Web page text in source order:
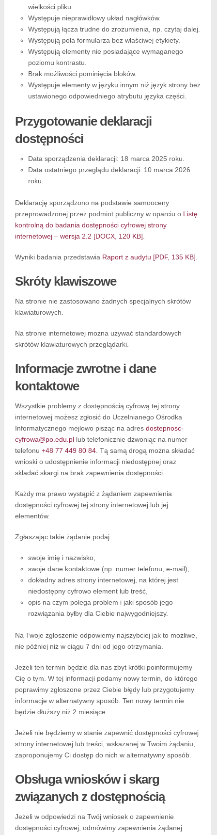
wielkości pliku.
Występuje nieprawidłowy układ nagłówków.
Występują łącza trudne do zrozumienia, np. czytaj dalej.
Występują pola formularza bez właściwej etykiety.
Występują elementy nie posiadające wymaganego
poziomu kontrastu.
Brak możliwości pominięcia bloków.
Występuje elementy w języku innym niż język strony bez
ustawionego odpowiedniego atrybutu języka części.
Przygotowanie deklaracji
dostępności
Data sporządzenia deklaracji: 18 marca 2025 roku.
Data ostatniego przeglądu deklaracji: 10 marca 2026
roku.
Deklarację sporządzono na podstawie samooceny
przeprowadzonej przez podmiot publiczny w oparciu o Listę
kontrolną do badania dostępności cyfrowej strony
internetowej – wersja 2.2 [DOCX, 120 KB]
Wyniki badania przedstawia Raport z audytu [PDF, 135 KB]
Skróty klawiszowe
Na stronie nie zastosowano żadnych specjalnych skrótów
klawiaturowych.
Na stronie internetowej można używać standardowych
skrótów klawiaturowych przeglądarki.
Informacje zwrotne i dane
kontaktowe
Wszystkie problemy z dostępnością cyfrową tej strony
internetowej możesz zgłosić do Uczelnianego Ośrodka
Informatycznegomejlowo pisząc na adres dostepnosc-
cyfrowa@po.edu.pllub telefonicznie dzwoniąc na numer
telefonu +48 77 449 80 84. Tą samą drogą można składać
wnioski o udostępnienie informacji niedostępnej oraz
składać skargi na brak zapewnienia dostępności.
Każdy ma prawo wystąpić z żądaniem zapewnienia
dostępności cyfrowej tej strony internetowej lub jej
elementów.
Zgłaszając takie żądanie podaj:
swoje imię i nazwisko,
swoje dane kontaktowe (np. numer telefonu, e-mail),
dokładny adres strony internetowej, na której jest
niedostępny cyfrowo element lub treść,
opis na czym polega problem i jaki sposób jego
rozwiązania byłby dla Ciebie najwygodniejszy.
Na Twoje zgłoszenie odpowiemy najszybciej jak to możliwe,
nie później niż w ciągu 7 dni od jego otrzymania.
Jeżeli ten termin będzie dla nas zbyt krótki poinformujemy
Cię o tym. W tej informacji podamy nowy termin, do którego
poprawimy zgłoszone przez Ciebie błędy lub przygotujemy
informacje w alternatywny sposób. Ten nowy termin nie
będzie dłuższy niż 2 miesiące.
Jeżeli nie będziemy w stanie zapewnić dostępności cyfrowej
strony internetowej lub treści, wskazanej w Twoim żądaniu,
zaproponujemy Ci dostęp do nich w alternatywny sposób.
Obsługa wniosków i skarg
związanych z dostępnością
Jeżeli w odpowiedzi na Twój wniosek o zapewnienie
dostępności cyfrowej, odmówimy zapewnienia żądanej